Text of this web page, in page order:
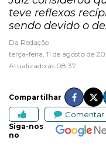
teve reflexos
sendo devido o
Da Redação
terça-feira, 11 de agosto de
Atualizado às 08:37
Compartilhar
Comentar
Siga-nos
no